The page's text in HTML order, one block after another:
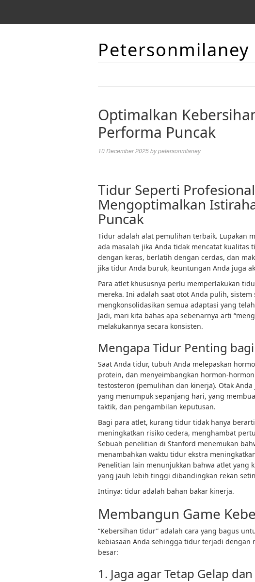
Petersonmilaney
Optimalkan
Performa Puncak
10 December 2025bypetersonmlaney
Tidur Seperti
Mengoptimalkan
Puncak
Tidur adalah alat pemulihan terbaik. Lupakan
ada masalah jika Anda tidak mencatat kualitas
dengan keras, berlatih dengan cerdas, dan
jika tidur Anda buruk, keuntungan Anda juga
Para atlet khususnya perlu memperlakukan
mereka. Ini adalah saat otot Anda pulih,
mengkonsolidasikan semua adaptasi yang
Jadi, mari kita bahas apa sebenarnya arti
melakukannya secara konsisten.
Mengapa Tidur Penting
Saat Anda tidur, tubuh Anda melepaskan
protein, dan menyeimbangkan hormon-
testosteron (pemulihan dan kinerja). Otak
yang menumpuk sepanjang hari, yang
taktik, dan pengambilan keputusan.
Bagi para atlet, kurang tidur tidak hanya
meningkatkan risiko cedera, menghambat
Sebuah penelitian di Stanford menemukan
menambahkan waktu tidur ekstra
Penelitian lain menunjukkan bahwa atlet
yang jauh lebih tinggi dibandingkan rekan
Intinya: tidur adalah bahan bakar kinerja.
Membangun Game
“Kebersihan tidur” adalah cara yang bagus
kebiasaan Anda sehingga tidur terjadi
besar:
1. Jaga agar Tetap Gelap